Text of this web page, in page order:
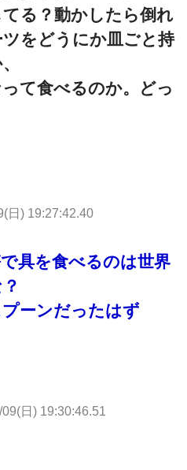
る？動かしたら倒れ
をどうにか皿ごと持
て食べるのか。どっ
日) 19:27:42.40
具を食べるのは世界
ーンだったはず
日) 19:30:46.51